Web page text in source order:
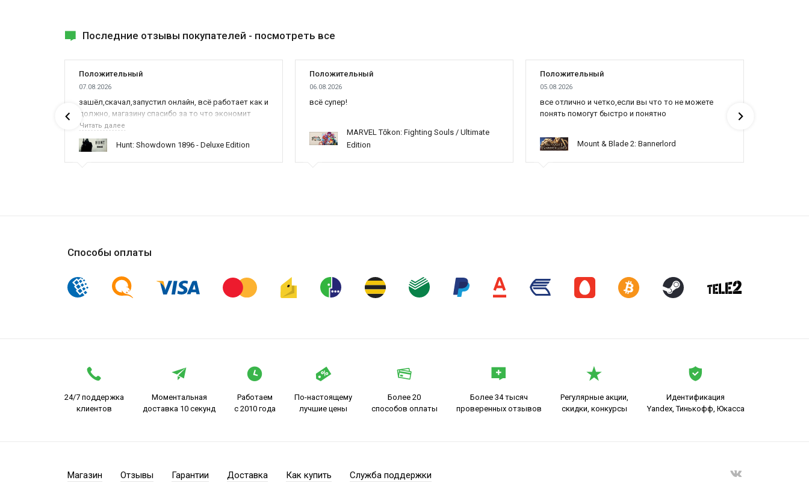
Последние отзывы покупателей - посмотреть все
Положительный
07.08.2026
зашёл,скачал,запустил онлайн, всё работает как и
должно, магазину спасибо за то что экономит
наше время,нервы и деньги, ребята вы красава
всех только вы и оказываете помощь
Читать далее
Hunt: Showdown 1896 - Deluxe Edition
Положительный
06.08.2026
всё супер!
MARVEL Tōkon: Fighting Souls / Ultimate
Edition
Положительный
05.08.2026
все отлично и четко,если вы что то не можете
понять помогут быстро и понятно
Mount & Blade 2: Bannerlord
Способы оплаты
24/7 поддержка
клиентов
Моментальная
доставка 10 секунд
Работаем
с 2010 года
По-настоящему
лучшие цены
Более 20
способов оплаты
Более 34 тысяч
проверенных отзывов
Регулярные акции,
скидки, конкурсы
Идентификация
Yandex, Тинькофф, Юкасса
Магазин Отзывы Гарантии Доставка Как купить Служба поддержки